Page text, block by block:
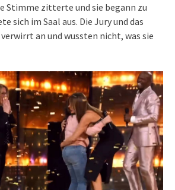
Stimme zitterte und sie begann zu
sich im Saal aus. Die Jury und das
an und wussten nicht, was sie